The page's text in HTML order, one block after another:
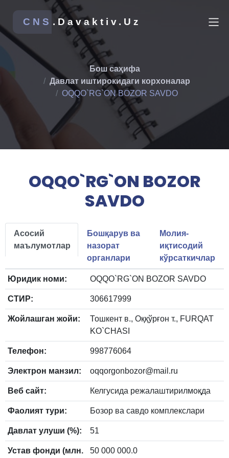
CNS .Davaktiv.Uz
Бош саҳифа
Давлат иштирокидаги корхоналар
OQQO`RG`ON BOZOR SAVDO
OQQO`RG`ON BOZOR
SAVDO
Асосий
маълумотлар
Бошқарув ва
назорат
органлари
Молия-
иқтисодий
кўрсаткичлар
Юридик номи: OQQO`RG`ON BOZOR SAVDO
СТИР: 306617999
Жойлашган жойи:
Тошкент в., Оққўрғон т., FURQAT
KO`CHASI
Телефон: 998776064
Электрон манзил: oqqorgonbozor@mail.ru
Веб сайт: Келгусида режалаштирилмоқда
Фаолият тури: Бозор ва савдо комплекслари
Давлат улуши (%): 51
Устав фонди (млн. 50 000 000.0